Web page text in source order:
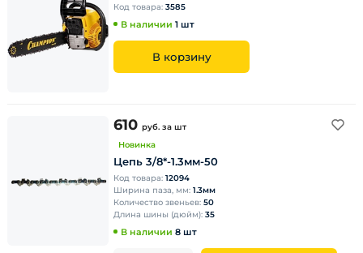
Код товара: 3585
В наличии 1 шт
В корзину
610 руб. за шт
Новинка
Цепь 3/8*-1.3мм-50
Код товара: 12094
Ширина паза, мм: 1.3мм
Количество звеньев: 50
Длина шины (дюйм): 35
В наличии 8 шт